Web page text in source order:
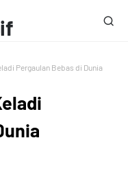
Pergaulan Bebas di Dunia